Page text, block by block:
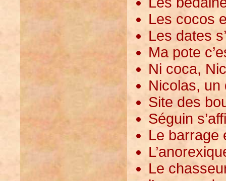
Les cocos
Les dates
Ma pote
Ni coca,
Nicolas, un
Site des
Séguin
Le barrage
Le